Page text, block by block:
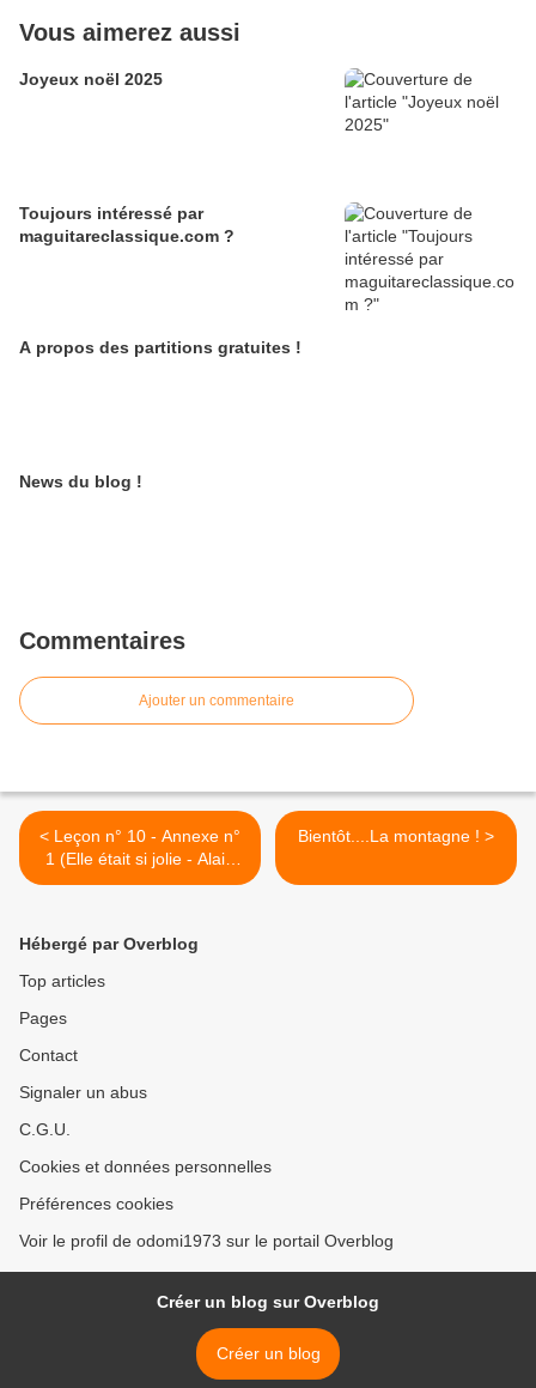
Vous aimerez aussi
Joyeux noël 2025
Toujours intéressé par
maguitareclassique.com ?
A propos des partitions gratuites !
News du blog !
Commentaires
Ajouter un commentaire
< Leçon n° 10 - Annexe n°
1 (Elle était si jolie - Alain
Barrière)
Bientôt....La montagne ! >
Hébergé par Overblog
Top articles
Pages
Contact
Signaler un abus
C.G.U.
Cookies et données personnelles
Préférences cookies
Voir le profil de odomi1973 sur le portail Overblog
Créer un blog sur Overblog
Créer un blog